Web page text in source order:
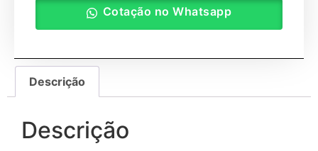
Cotação no Whatsapp
Descrição
Descrição